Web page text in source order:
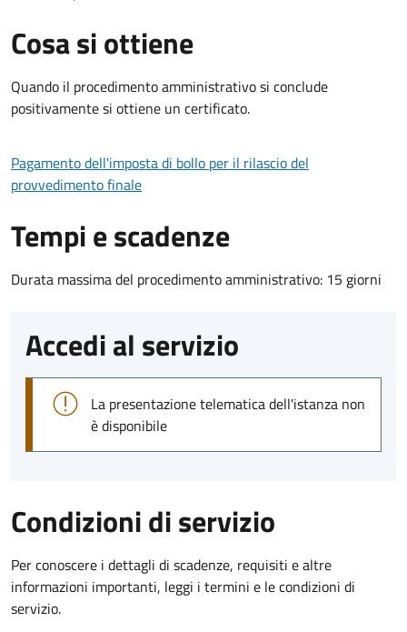
Cosa si ottiene
Quando il procedimento amministrativo si conclude
positivamente si ottiene un certificato.
Pagamento dell'imposta di bollo per il rilascio del
provvedimento finale
Tempi e scadenze
Durata massima del procedimento amministrativo: 15 giorni
Accedi al servizio
La presentazione telematica dell'istanza non
è disponibile
Condizioni di servizio
Per conoscere i dettagli di scadenze, requisiti e altre
informazioni importanti, leggi i termini e le condizioni di
servizio.